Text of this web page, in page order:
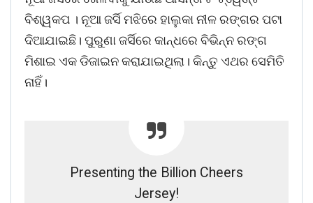
ବିଶ୍ୱକପ । ନୂଆ ଜର୍ସି ମଝିରେ ହାଲୁକା ନୀଳ ରଙ୍ଗର ପଟା
ଦିଆଯାଇଛି। ପୁରୁଣା ଜର୍ସିରେ କାନ୍ଧରେ ବିଭିନ୍ନ ରଙ୍ଗ
ମିଶାଇ ଏକ ଡିଜାଇନ କରାଯାଇଥିଲା। କିନ୍ତୁ ଏଥର ସେମିତି
ନାହିଁ।
Presenting the Billion Cheers
Jersey!